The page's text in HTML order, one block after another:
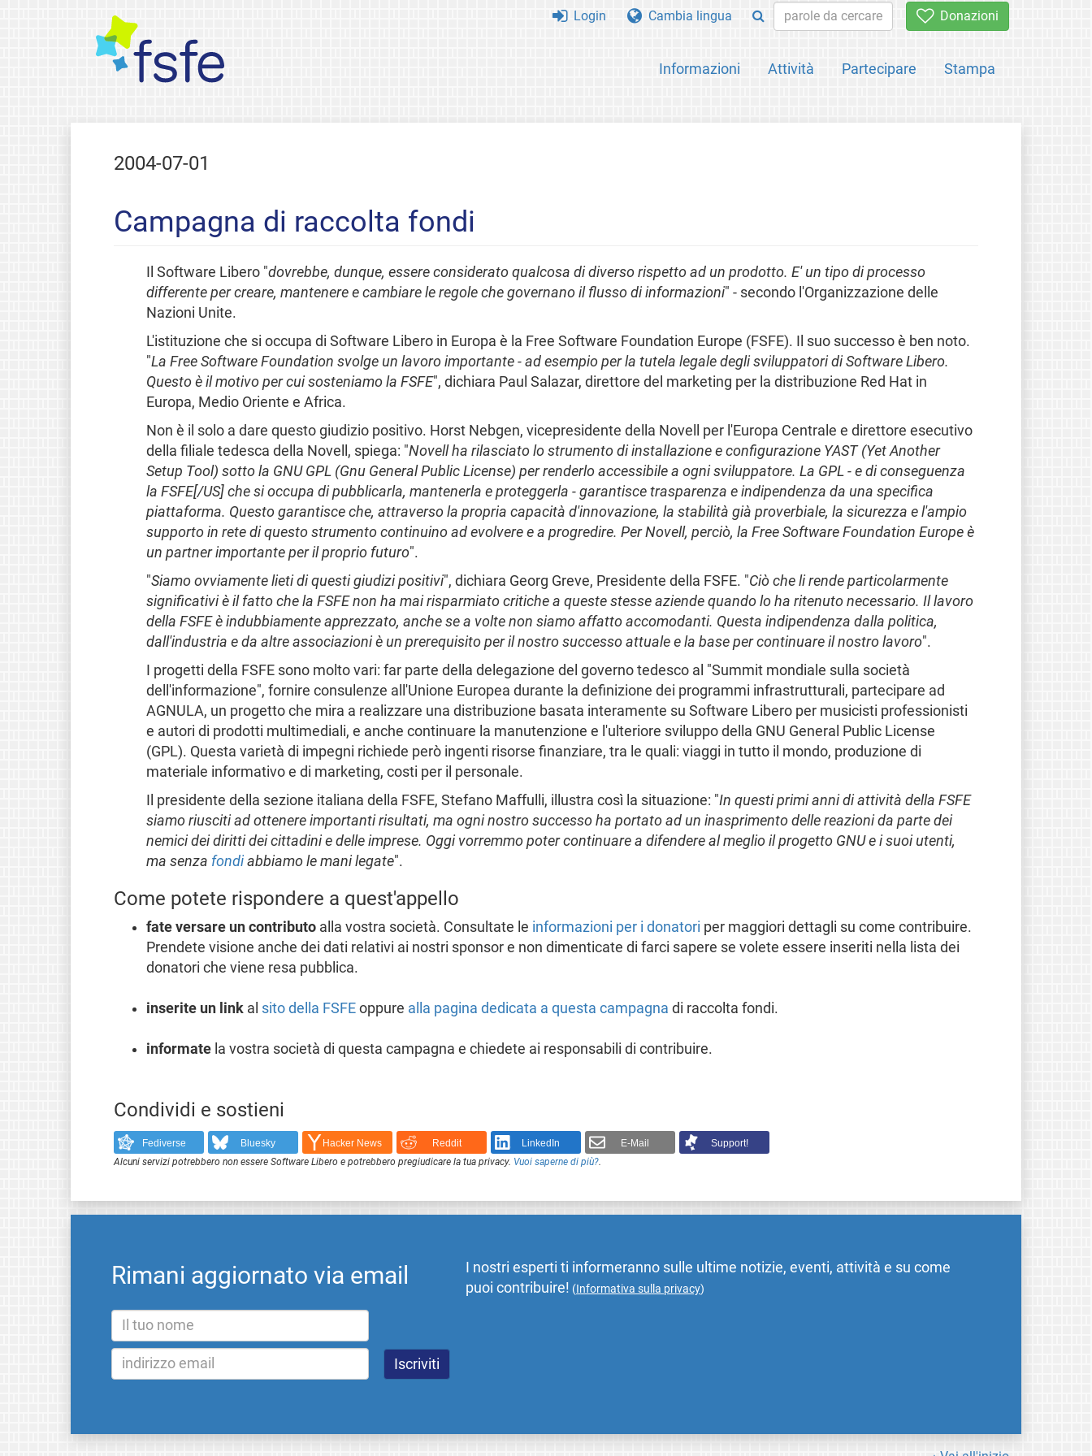
Donazioni
Informazioni Attività Partecipare Stampa
Login Cambia lingua
2004-07-01
Campagna di raccolta fondi
Il Software Libero "dovrebbe, dunque, essere considerato qualcosa di diverso rispetto ad un prodotto. E' un tipo di processo
differente per creare, mantenere e cambiare le regole che governano il flusso di informazioni" - secondo l'Organizzazione delle
Nazioni Unite.
L'istituzione che si occupa di Software Libero in Europa è la Free Software Foundation Europe (FSFE). Il suo successo è ben noto.
"La Free Software Foundation svolge un lavoro importante - ad esempio per la tutela legale degli sviluppatori di Software Libero.
Questo è il motivo per cui sosteniamo la FSFE", dichiara Paul Salazar, direttore del marketing per la distribuzione Red Hat in
Europa, Medio Oriente e Africa.
Non è il solo a dare questo giudizio positivo. Horst Nebgen, vicepresidente della Novell per l'Europa Centrale e direttore esecutivo
della filiale tedesca della Novell, spiega: "Novell ha rilasciato lo strumento di installazione e configurazione YAST (Yet Another
Setup Tool) sotto la GNU GPL (Gnu General Public License) per renderlo accessibile a ogni sviluppatore. La GPL - e di conseguenza
la FSFE[/US] che si occupa di pubblicarla, mantenerla e proteggerla - garantisce trasparenza e indipendenza da una specifica
piattaforma. Questo garantisce che, attraverso la propria capacità d'innovazione, la stabilità già proverbiale, la sicurezza e l'ampio
supporto in rete di questo strumento continuino ad evolvere e a progredire. Per Novell, perciò, la Free Software Foundation Europe è
un partner importante per il proprio futuro".
"Siamo ovviamente lieti di questi giudizi positivi", dichiara Georg Greve, Presidente della FSFE. "Ciò che li rende particolarmente
significativi è il fatto che la FSFE non ha mai risparmiato critiche a queste stesse aziende quando lo ha ritenuto necessario. Il lavoro
della FSFE è indubbiamente apprezzato, anche se a volte non siamo affatto accomodanti. Questa indipendenza dalla politica,
dall'industria e da altre associazioni è un prerequisito per il nostro successo attuale e la base per continuare il nostro lavoro".
I progetti della FSFE sono molto vari: far parte della delegazione del governo tedesco al "Summit mondiale sulla società
dell'informazione", fornire consulenze all'Unione Europea durante la definizione dei programmi infrastrutturali, partecipare ad
AGNULA, un progetto che mira a realizzare una distribuzione basata interamente su Software Libero per musicisti professionisti
e autori di prodotti multimediali, e anche continuare la manutenzione e l'ulteriore sviluppo della GNU General Public License
(GPL). Questa varietà di impegni richiede però ingenti risorse finanziare, tra le quali: viaggi in tutto il mondo, produzione di
materiale informativo e di marketing, costi per il personale.
Il presidente della sezione italiana della FSFE, Stefano Maffulli, illustra così la situazione: "In questi primi anni di attività della FSFE
siamo riusciti ad ottenere importanti risultati, ma ogni nostro successo ha portato ad un inasprimento delle reazioni da parte dei
nemici dei diritti dei cittadini e delle imprese. Oggi vorremmo poter continuare a difendere al meglio il progetto GNU e i suoi utenti,
ma senza fondiabbiamo le mani legate".
Come potete rispondere a quest'appello
fate versare un contributoalla vostra società. Consultate le informazioni per i donatori per maggiori dettagli su come contribuire.
Prendete visione anche dei dati relativi ai nostri sponsor e non dimenticate di farci sapere se volete essere inseriti nella lista dei
donatori che viene resa pubblica.
inserite un linkal sito della FSFEoppure alla pagina dedicata a questa campagna di raccolta fondi.
informatela vostra società di questa campagna e chiedete ai responsabili di contribuire.
Condividi e sostieni
Fediverse Bluesky Hacker News Reddit LinkedIn E-Mail
Support!
Alcuni servizi potrebbero non essere Software Libero e potrebbero pregiudicare la tua privacy. Vuoi saperne di più?.
Rimani aggiornato via email
I nostri esperti ti informeranno sulle ultime notizie, eventi, attività e su come
puoi contribuire! (Informativa sulla privacy)